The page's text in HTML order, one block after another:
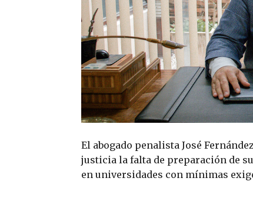
El abogado penalista José
justicia la falta de preparación de
en universidades con mínimas